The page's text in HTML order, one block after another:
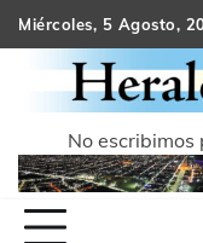
Skip
to
content
Miércoles, 5 Agosto,
No